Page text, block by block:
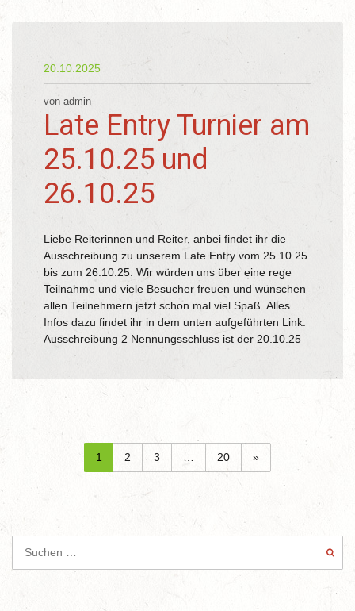
20.10.2025
von admin
Late Entry Turnier am
25.10.25 und
26.10.25
Liebe Reiterinnen und Reiter, anbei findet ihr die
Ausschreibung zu unserem Late Entry vom 25.10.25
bis zum 26.10.25. Wir würden uns über eine rege
Teilnahme und viele Besucher freuen und wünschen
allen Teilnehmern jetzt schon mal viel Spaß. Alles
Infos dazu findet ihr in dem unten aufgeführten Link.
Ausschreibung 2 Nennungsschluss ist der 20.10.25
1 2 3 20 »